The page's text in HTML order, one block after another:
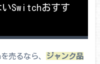
いSwitchおすす
売るなら、
ジャンク品